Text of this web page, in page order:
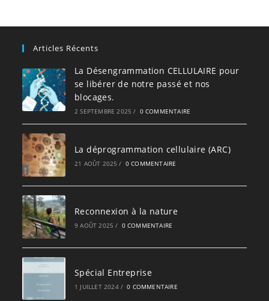
Articles Récents
La Désengrammation CELLULAIRE pour
se libérer de notre passé et nos
blocages.
2 SEPTEMBRE 2025 / 0 COMMENTAIRE
La déprogrammation cellulaire (ARC)
21 AOÛT 2025 / 0 COMMENTAIRE
Reconnexion à la nature
9 AOÛT 2025 / 0 COMMENTAIRE
Spécial Entreprise
1 JUILLET 2024 / 0 COMMENTAIRE